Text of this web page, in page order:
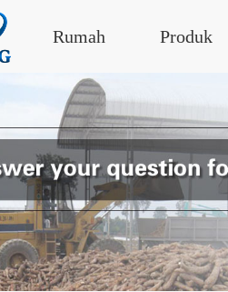
Rumah Produk